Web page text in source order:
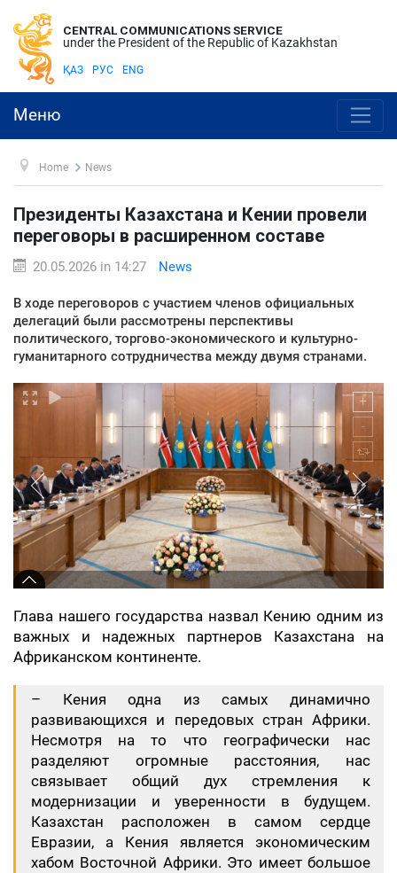
CENTRAL COMMUNICATIONS SERVICE
under the President of the Republic of Kazakhstan
ҚАЗ РУС ENG
Меню
Home News
Президенты Казахстана и Кении провели
переговоры в расширенном составе
20.05.2026 in 14:27 News
В ходе переговоров с участием членов официальных
делегаций были рассмотрены перспективы
политического, торгово-экономического и культурно-
гуманитарного сотрудничества между двумя странами.
Глава нашего государства назвал Кению одним из
важных и надежных партнеров Казахстана на
Африканском континенте.
– Кения одна из самых динамично
развивающихся и передовых стран Африки.
Несмотря на то что географически нас
разделяют огромные расстояния, нас
связывает общий дух стремления к
модернизации и уверенности в будущем.
Казахстан расположен в самом сердце
Евразии, а Кения является экономическим
хабом Восточной Африки. Это имеет большое